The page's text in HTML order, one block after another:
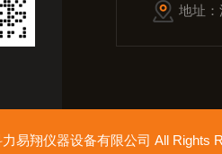
地址
易翔仪器设备有限公司 All